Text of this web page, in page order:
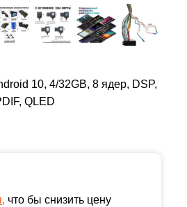
10, 4/32GB, 8 ядер, DSP,
QLED
что бы снизить цену